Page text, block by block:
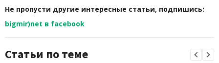
Не пропусти другие интересные статьи, подпишись:
bigmir)net в facebook
Статьи по теме